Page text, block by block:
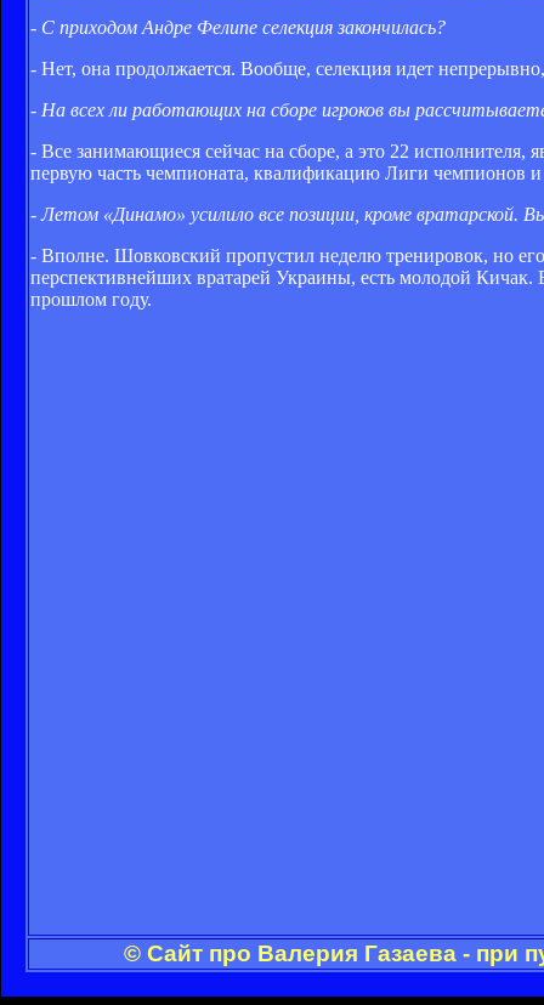
- С приходом Андре Фелипе селекция закончилась?
- Нет, она продолжается. Вообще, селекция идет
- На всех ли работающих на сборе игроков вы
- Все занимающиеся сейчас на сборе, а это 22
первую часть чемпионата, квалификацию Лиги чемпионов
- Летом «Динамо» усилило все позиции, кроме вратарской.
- Вполне. Шовковский пропустил неделю тренировок, но
перспективнейших вратарей Украины, есть молодой Кичак.
прошлом году.
© Сайт про Валерия Газаева - при